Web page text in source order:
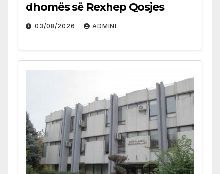
dhomës së Rexhep Qosjes
03/08/2026 ADMINI